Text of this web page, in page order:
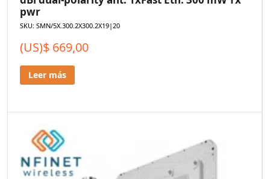
pwr
SKU: SMN/5X.300.2X300.2X19|20
(US)$ 669,00
Leer más